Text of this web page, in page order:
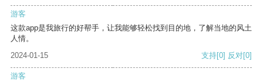
游客
这款app是我旅行的好帮手，让我能够轻松找到目的地，了解当地的风土
人情。
2024-01-15
支持[0] 反对[0]
游客